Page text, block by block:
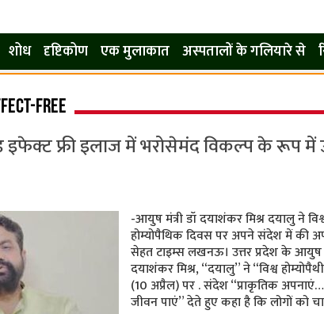
शोध दृष्टिकोण एक मुलाकात अस्पतालों के गलियारे से
free
फ्री इलाज में भरोसेमंद विकल्प के रूप में
-आयुष मंत्री डॉ दयाशंकर मिश्र दयालु ने
होम्योपैथिक दिवस पर अपने संदेश में की
सेहत टाइम्स लखनऊ। उत्तर प्रदेश के आयुष
दयाशंकर मिश्र, “दयालु” ने “विश्व
(10 अप्रैल) पर . संदेश “प्राकृतिक
जीवन पाएं” देते हुए कहा है कि लोगों को